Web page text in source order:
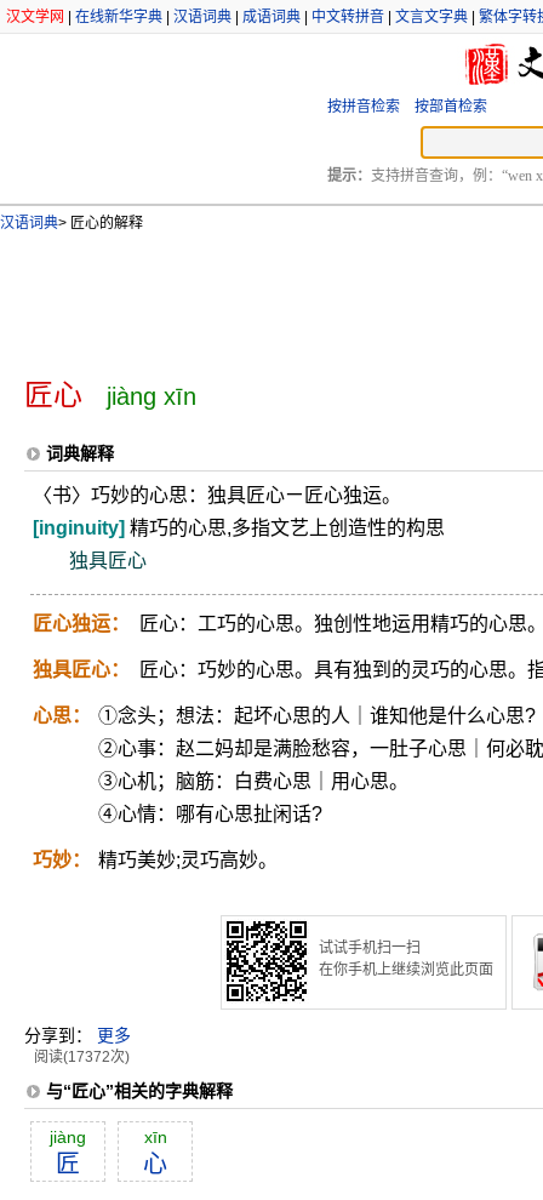
汉文学网 在线新华字典 汉语词典 成语词典 中文转拼音 文言文字典 繁体字转
按拼音检索 按部首检索
提示： 支持拼音查询，例：“wen
汉语词典> 匠心的解释
匠心 jiàng xīn
词典解释
〈书〉巧妙的心思：独具匠心ㄧ匠心独运。
[inginuity] 精巧的心思,多指文艺上创造性的构思
独具匠心
匠心独运： 匠心：工巧的心思。独创性地运用精巧的心思
独具匠心： 匠心：巧妙的心思。具有独到的灵巧的心思。
心思：
①念头；想法：起坏心思的人｜谁知他是什么心思?
②心事：赵二妈却是满脸愁容，一肚子心思｜何必
③心机；脑筋：白费心思｜用心思。
④心情：哪有心思扯闲话?
巧妙： 精巧美妙;灵巧高妙。
试试手机扫一扫
在你手机上继续浏览此页面
分享到： 更多
阅读(17372次)
与“匠心”相关的字典解释
jiàng
匠
xīn
心